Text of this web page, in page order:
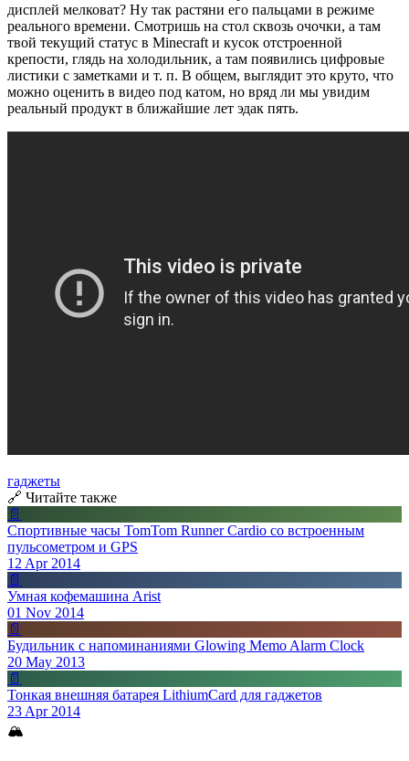
диcплей мелковат? Ну так растяни его пальцами в режиме
реального времени. Смотришь на стол сквозь очочки, а там
твой текущий статус в Minecraft и кусок отстроенной
крепости, глядь на холодильник, а там появились цифровые
листики с заметками и т. п. В общем, выглядит это круто, что
можно оценить в видео под катом, но вряд ли мы увидим
реальный продукт в ближайшие лет эдак пять.
гаджеты
🔗 Читайте также
📄
Спортивные часы TomTom Runner Cardio со встроенным
пульсометром и GPS
12 Apr 2014
📄
Умная кофемашина Arist
01 Nov 2014
📄
Будильник с напоминаниями Glowing Memo Alarm Clock
20 May 2013
📄
Тонкая внешняя батарея LithiumCard для гаджетов
23 Apr 2014
🏔